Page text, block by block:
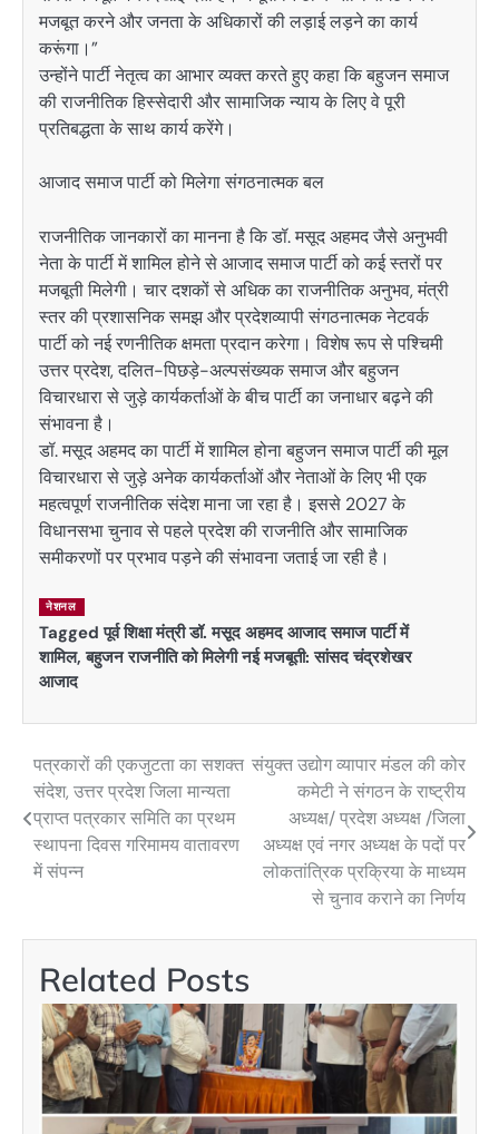
मजबूत करने और जनता के अधिकारों की लड़ाई लड़ने का कार्य
करूंगा।”
उन्होंने पार्टी नेतृत्व का आभार व्यक्त करते हुए कहा कि बहुजन समाज
की राजनीतिक हिस्सेदारी और सामाजिक न्याय के लिए वे पूरी
प्रतिबद्धता के साथ कार्य करेंगे।
आजाद समाज पार्टी को मिलेगा संगठनात्मक बल
राजनीतिक जानकारों का मानना है कि डॉ. मसूद अहमद जैसे अनुभवी
नेता के पार्टी में शामिल होने से आजाद समाज पार्टी को कई स्तरों पर
मजबूती मिलेगी। चार दशकों से अधिक का राजनीतिक अनुभव, मंत्री
स्तर की प्रशासनिक समझ और प्रदेशव्यापी संगठनात्मक नेटवर्क
पार्टी को नई रणनीतिक क्षमता प्रदान करेगा। विशेष रूप से पश्चिमी
उत्तर प्रदेश, दलित-पिछड़े-अल्पसंख्यक समाज और बहुजन
विचारधारा से जुड़े कार्यकर्ताओं के बीच पार्टी का जनाधार बढ़ने की
संभावना है।
डॉ. मसूद अहमद का पार्टी में शामिल होना बहुजन समाज पार्टी की मूल
विचारधारा से जुड़े अनेक कार्यकर्ताओं और नेताओं के लिए भी एक
महत्वपूर्ण राजनीतिक संदेश माना जा रहा है। इससे 2027 के
विधानसभा चुनाव से पहले प्रदेश की राजनीति और सामाजिक
समीकरणों पर प्रभाव पड़ने की संभावना जताई जा रही है।
नेशनल
Taggedपूर्व शिक्षा मंत्री डॉ. मसूद अहमद आजाद समाज पार्टी में
शामिल,बहुजन राजनीति को मिलेगी नई मजबूती: सांसद चंद्रशेखर
आजाद
Post
navigation
पत्रकारों की एकजुटता का सशक्त
संदेश, उत्तर प्रदेश जिला मान्यता
प्राप्त पत्रकार समिति का प्रथम
स्थापना दिवस गरिमामय वातावरण
में संपन्न
संयुक्त उद्योग व्यापार मंडल की कोर
कमेटी ने संगठन के राष्ट्रीय
अध्यक्ष/ प्रदेश अध्यक्ष /जिला
अध्यक्ष एवं नगर अध्यक्ष के पदों पर
लोकतांत्रिक प्रक्रिया के माध्यम
से चुनाव कराने का निर्णय
Related Posts